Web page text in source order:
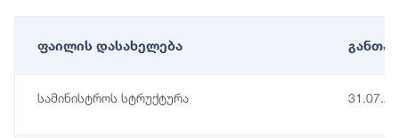
ფაილის დასახელება
სამინისტროს სტრუქტურა